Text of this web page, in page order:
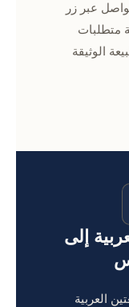
عبر زر
متطلبات
الوثيقة
إلى
العربية